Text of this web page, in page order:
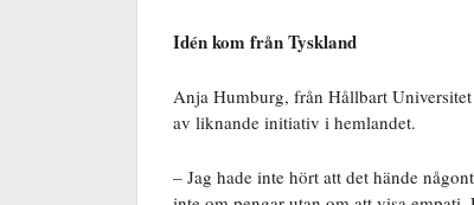
Idén kom från Tyskland
Anja Humburg, från Hållbart
av liknande initiativ i hemlandet.
– Jag hade inte hört att det hände